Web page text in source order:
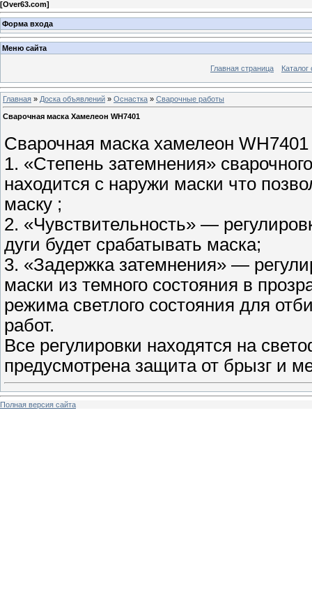
[Over63.com]
Форма входа
Меню сайта
Главная страница Каталог
Главная » Доска объявлений » Оснастка » Сварочные работы
Сварочная маска Хамелеон WH7401
Сварочная маска хамелеон
1. «Степень затемнения»
находится с наружи маски что
маску ;
2. «Чувствительность» —
дуги будет срабатывать маска;
3. «Задержка затемнения» —
маски из темного состояния в
режима светлого состояния для
работ.
Все регулировки находятся на
предусмотрена защита от брызг и
Полная версия сайта